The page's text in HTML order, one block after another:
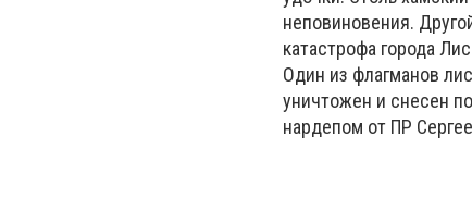
неповиновения.
катастрофа города
Один из флагманов
уничтожен и снесен
нардепом от ПР